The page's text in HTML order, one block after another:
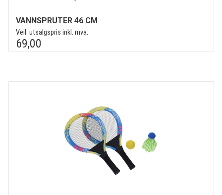
VANNSPRUTER 46 CM
Veil. utsalgspris inkl. mva:
69,00